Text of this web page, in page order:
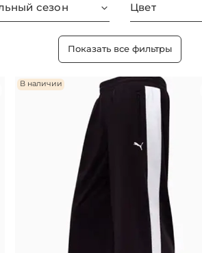
сезон Цвет
Показать все фильтры
В наличии